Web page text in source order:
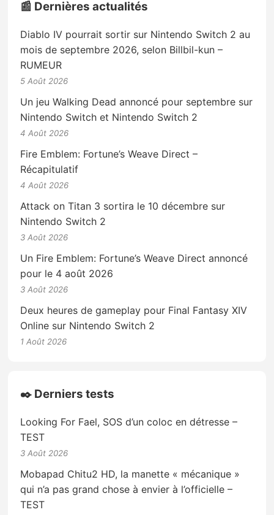
📰 Dernières actualités
Diablo IV pourrait sortir sur Nintendo Switch 2 au
mois de septembre 2026, selon Billbil-kun –
RUMEUR
5 Août 2026
Un jeu Walking Dead annoncé pour septembre sur
Nintendo Switch et Nintendo Switch 2
4 Août 2026
Fire Emblem: Fortune’s Weave Direct –
Récapitulatif
4 Août 2026
Attack on Titan 3 sortira le 10 décembre sur
Nintendo Switch 2
3 Août 2026
Un Fire Emblem: Fortune’s Weave Direct annoncé
pour le 4 août 2026
3 Août 2026
Deux heures de gameplay pour Final Fantasy XIV
Online sur Nintendo Switch 2
1 Août 2026
✒️ Derniers tests
Looking For Fael, SOS d’un coloc en détresse –
TEST
3 Août 2026
Mobapad Chitu2 HD, la manette « mécanique »
qui n’a pas grand chose à envier à l’officielle –
TEST